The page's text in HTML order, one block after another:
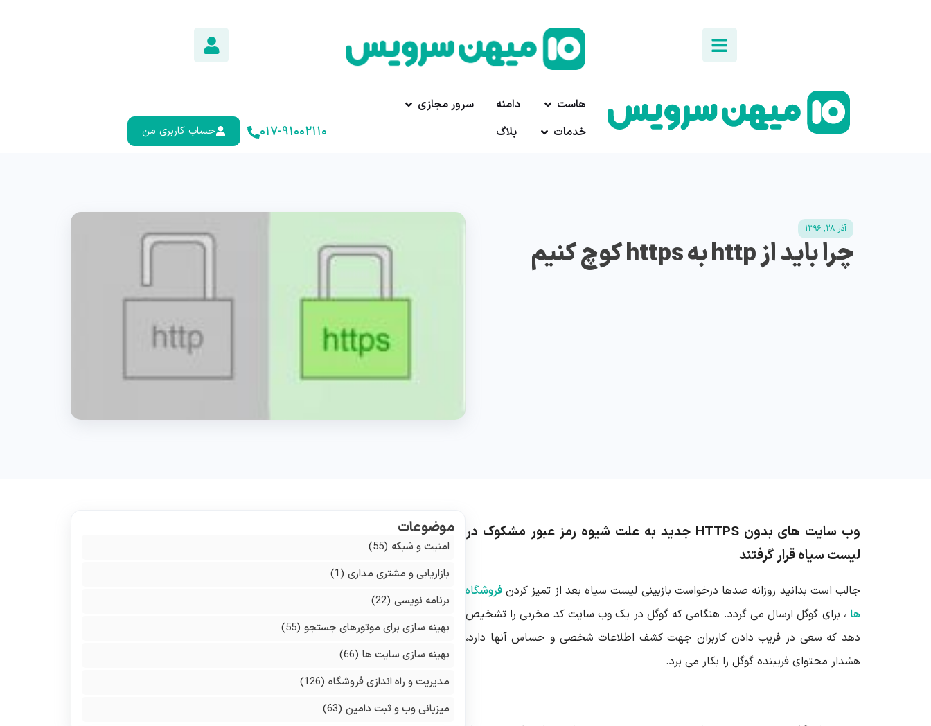
هاست دامنه
سرور مجازی
خدمات
بلاگ ۰۱۷-۹۱۰۰۲۱۱۰ حساب کاربری من
آذر ۲۸, ۱۳۹۶
چرا باید از http به https کوچ کنیم
وب سایت های بدون
HTTPS جدید به علت شیوه رمز عبور مشکوک در
لیست سیاه قرار گرفتند
جالب است بدانید روزانه صدها درخواست بازبینی لیست سیاه بعد از تمیز کردن فروشگاه
ها ، برای گوگل ارسال می گردد. هنگامی که گوگل در یک وب سایت کد مخربی را تشخیص
دهد که سعی در فریب دادن کاربران جهت کشف اطلاعات شخصی و حساس آنها دارد،
هشدار محتوای فریبنده گوگل را بکار می برد.
موضوعات
امنیت و شبکه (55)
بازاریابی و مشتری مداری (1)
برنامه نویسی (22)
بهینه سازی برای موتورهای جستجو (55)
بهینه سازی سایت ها (66)
مدیریت و راه اندازی فروشگاه (126)
میزبانی وب و ثبت دامین (63)